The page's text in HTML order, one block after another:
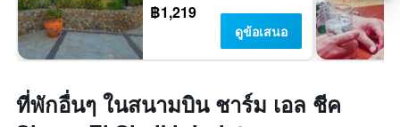
฿1,219
ดูข้อเสนอ
ที่พักอื่นๆ ในสนามบิน ชาร์ม เอล ชีค